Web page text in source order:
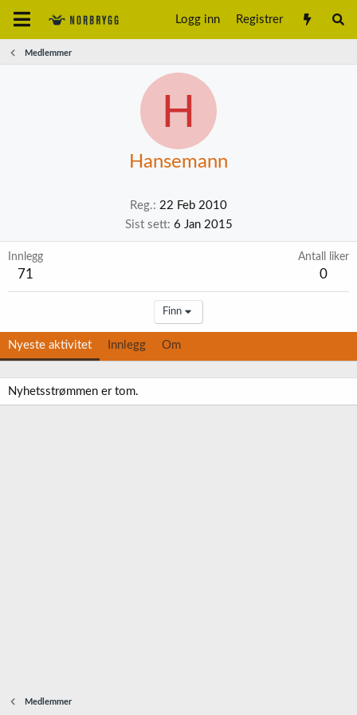
Logg inn Registrer
Medlemmer
H
Hansemann
Reg. 22 Feb 2010
Sist sett 6 Jan 2015
Innlegg
71
Antall liker
0
Finn
Nyeste aktivitet Innlegg Om
Nyhetsstrømmen er tom.
Medlemmer